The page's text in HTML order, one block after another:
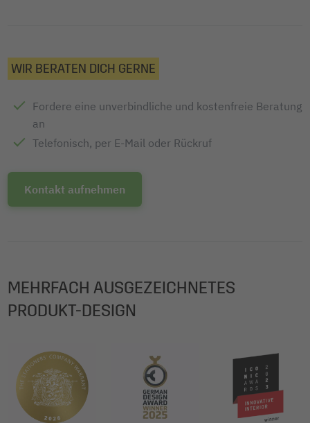
WIR BERATEN DICH GERNE
Fordere eine unverbindliche und kostenfreie Beratung
an
Telefonisch, per E-Mail oder Rückruf
Kontakt aufnehmen
MEHRFACH AUSGEZEICHNETES
PRODUKT-DESIGN